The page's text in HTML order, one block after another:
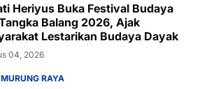
Heriyus Buka Festival Budaya
Balang 2026, Ajak
Lestarikan Budaya Dayak
04, 2026
RAYA